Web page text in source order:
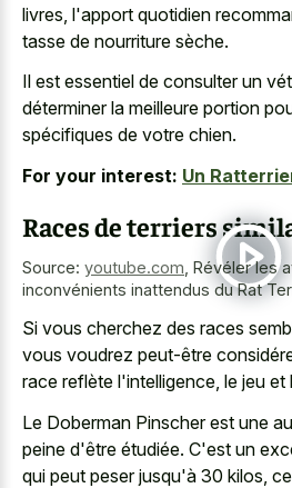
livres, l'apport quotidien
tasse de nourriture sèche.
Il est essentiel de consulter un
déterminer la meilleure portion
spécifiques de votre chien.
For your interest: Un
Races de terriers
Source: youtube.com Révéler les
inconvénients inattendus du Rat
Si vous cherchez des races
vous voudrez peut-être
race reflète l'intelligence, le jeu et
Le Doberman Pinscher est une
peine d'être étudiée. C'est un
qui peut peser jusqu'à 30 kilos,